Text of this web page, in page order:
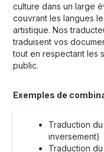
culture dans un large
couvrant les langues
artistique. Nos
traduisent vos
tout en respectant les
public.
Exemples de
Traduction
inversement)
Traduction